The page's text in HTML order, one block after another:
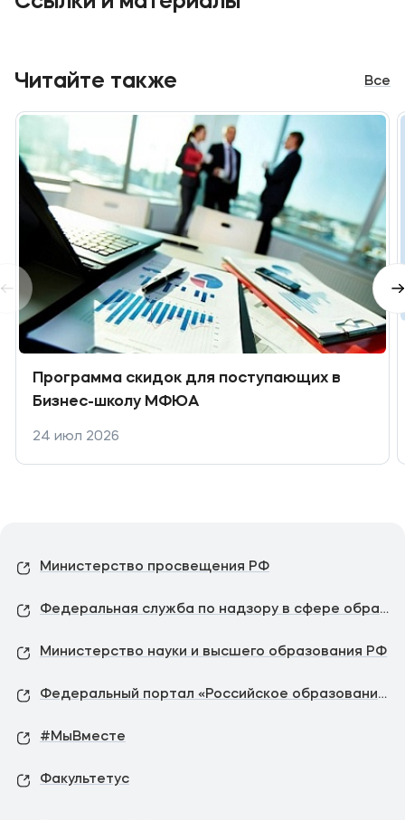
Читайте также Все
Программа скидок для поступающих в
Бизнес-школу МФЮА
24 июл 2026
Министерство просвещения РФ
Федеральная служба по надзору в сфере образования и науки
Министерство науки и высшего образования РФ
Федеральный портал «Российское образование»
#МыВместе
Факультетус